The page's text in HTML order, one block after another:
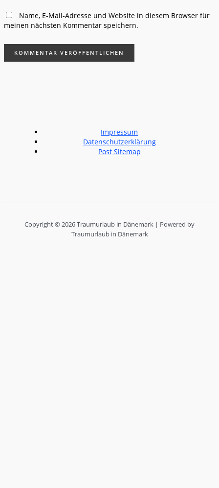
Name, E-Mail-Adresse und Website in diesem Browser für
meinen nächsten Kommentar speichern.
Impressum
Datenschutzerklärung
Post Sitemap
Copyright © 2026 Traumurlaub in Dänemark | Powered by
Traumurlaub in Dänemark